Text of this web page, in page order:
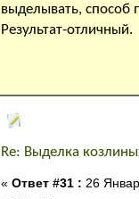
выделывать, способ
Результат-отличный.
Re: Выделка
« Ответ #31 : 26